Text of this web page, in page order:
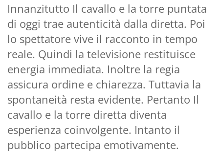
Innanzitutto Il cavallo e la torre puntata
di oggi trae autenticità dalla diretta. Poi
lo spettatore vive il racconto in tempo
reale. Quindi la televisione restituisce
energia immediata. Inoltre la regia
assicura ordine e chiarezza. Tuttavia la
spontaneità resta evidente. Pertanto Il
cavallo e la torre diretta diventa
esperienza coinvolgente. Intanto il
pubblico partecipa emotivamente.